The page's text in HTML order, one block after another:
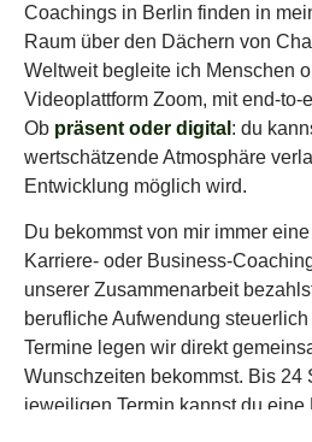
Coachings in Berlin finden in
Raum über den Dächern von
Weltweit begleite ich Menschen
Videoplattform Zoom, mit end-to-
Ob präsent oder digital : du
wertschätzende Atmosphäre
Entwicklung möglich wird.
Du bekommst von mir immer eine
Karriere- oder Business-
unserer Zusammenarbeit
berufliche Aufwendung
Termine legen wir direkt
Wunschzeiten bekommst. Bis 24
jeweiligen Termin kannst du eine